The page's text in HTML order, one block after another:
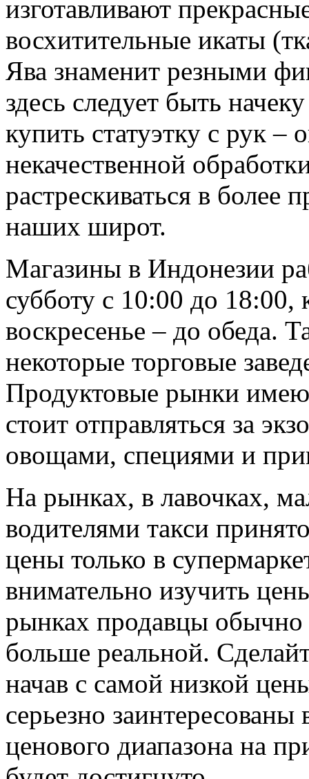
изготавливают
восхитительные икаты
Ява знаменит резными
здесь следует быть
купить статуэтку с рук –
некачественной
растрескиваться в более
наших широт.
Магазины в Индонезии
субботу с 10:00 до
воскресенье – до обеда.
некоторые торговые
Продуктовые рынки
стоит отправляться за
овощами, специями и
На рынках, в лавочках,
водителями такси
цены только в
внимательно изучить
рынках продавцы обычно
больше реальной.
начав с самой низкой
серьезно
ценового диапазона на